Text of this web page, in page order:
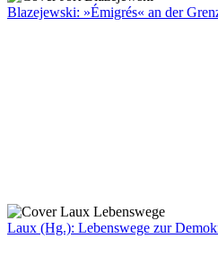
Blazejewski: »Émigrés« an der
Laux (Hg.): Lebenswege zur